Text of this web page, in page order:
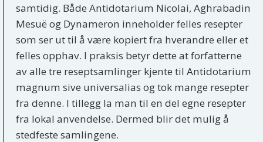
samtidig. Både Antidotarium Nicolai, Aghrabadin
Mesuë og Dynameron inneholder felles resepter
som ser ut til å være kopiert fra hverandre eller et
felles opphav. I praksis betyr dette at forfatterne
av alle tre reseptsamlinger kjente til Antidotarium
magnum sive universalias og tok mange resepter
fra denne. I tillegg la man til en del egne resepter
fra lokal anvendelse. Dermed blir det mulig å
stedfeste samlingene.